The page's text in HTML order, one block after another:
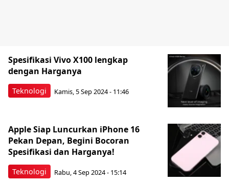
Teknologi
Spesifikasi Vivo X100 lengkap
dengan Harganya
Kamis, 5 Sep 2024 - 11:46
Teknologi
Apple Siap Luncurkan iPhone 16
Pekan Depan, Begini Bocoran
Spesifikasi dan Harganya!
Rabu, 4 Sep 2024 - 15:14